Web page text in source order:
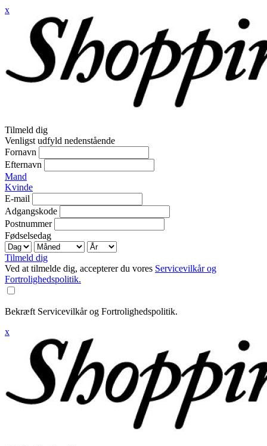
x
Tilmeld dig
Venligst udfyld nedenstående
Fornavn
Efternavn
Mand
Kvinde
E-mail
Adgangskode
Postnummer
Fødselsedag
Tilmeld dig
Ved at tilmelde dig, accepterer du vores Servicevilkår og
Fortrolighedspolitik.
Bekræft Servicevilkår og Fortrolighedspolitik.
x